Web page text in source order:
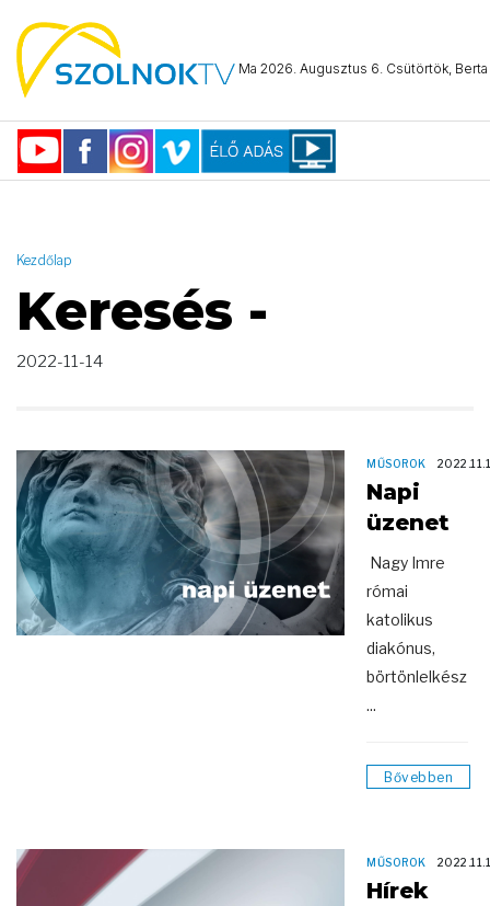
Ma 2026. Augusztus 6. Csütörtök, Berta
"2022-11-14 23:59:59" )
Kezdőlap
Keresés -
2022-11-14
MŰSOROK
Napi
üzenet
Nagy Imre
római
katolikus
diakónus,
börtönlelkész
...
Bővebben
MŰSOROK
Hírek